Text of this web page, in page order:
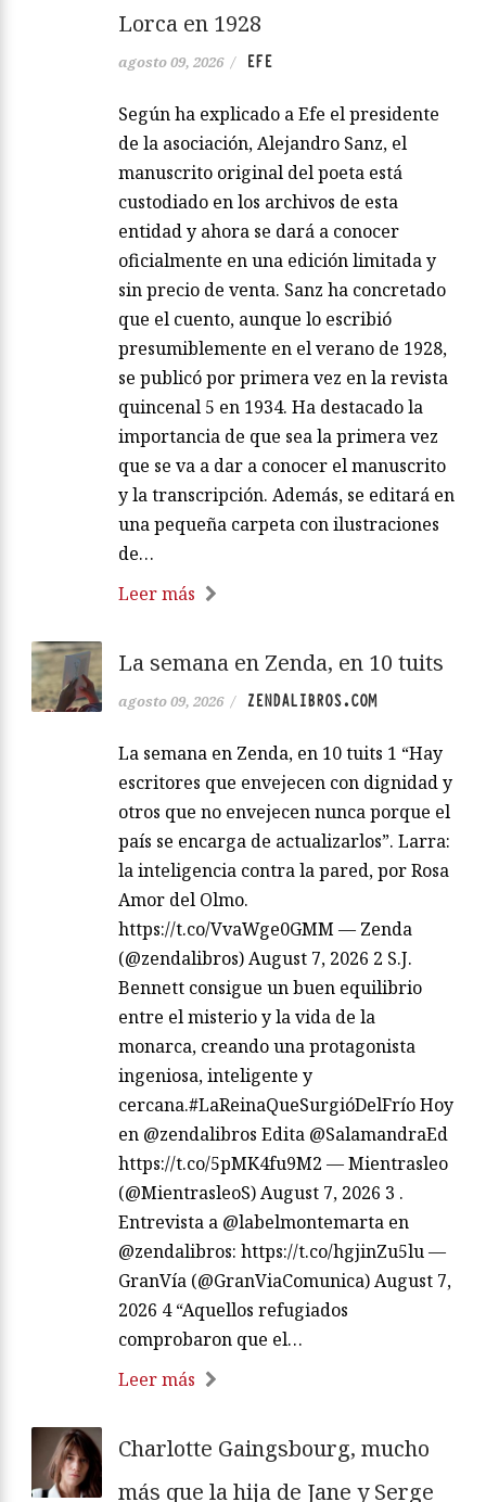
Lorca en 1928
agosto 09, 2026 / EFE
Según ha explicado a Efe el presidente
de la asociación, Alejandro Sanz, el
manuscrito original del poeta está
custodiado en los archivos de esta
entidad y ahora se dará a conocer
oficialmente en una edición limitada y
sin precio de venta. Sanz ha concretado
que el cuento, aunque lo escribió
presumiblemente en el verano de 1928,
se publicó por primera vez en la revista
quincenal 5 en 1934. Ha destacado la
importancia de que sea la primera vez
que se va a dar a conocer el manuscrito
y la transcripción. Además, se editará en
una pequeña carpeta con ilustraciones
de…
Leer más
La semana en Zenda, en 10 tuits
agosto 09, 2026 / ZENDALIBROS.COM
La semana en Zenda, en 10 tuits 1 “Hay
escritores que envejecen con dignidad y
otros que no envejecen nunca porque el
país se encarga de actualizarlos”. Larra:
la inteligencia contra la pared, por Rosa
Amor del Olmo.
https://t.co/VvaWge0GMM — Zenda
(@zendalibros) August 7, 2026 2 S.J.
Bennett consigue un buen equilibrio
entre el misterio y la vida de la
monarca, creando una protagonista
ingeniosa, inteligente y
cercana.#LaReinaQueSurgióDelFrío Hoy
en @zendalibros Edita @SalamandraEd
https://t.co/5pMK4fu9M2 — Mientrasleo
(@MientrasleoS) August 7, 2026 3 .
Entrevista a @labelmontemarta en
@zendalibros: https://t.co/hgjinZu5lu —
GranVía (@GranViaComunica) August 7,
2026 4 “Aquellos refugiados
comprobaron que el…
Leer más
Charlotte Gaingsbourg, mucho
más que la hija de Jane y Serge